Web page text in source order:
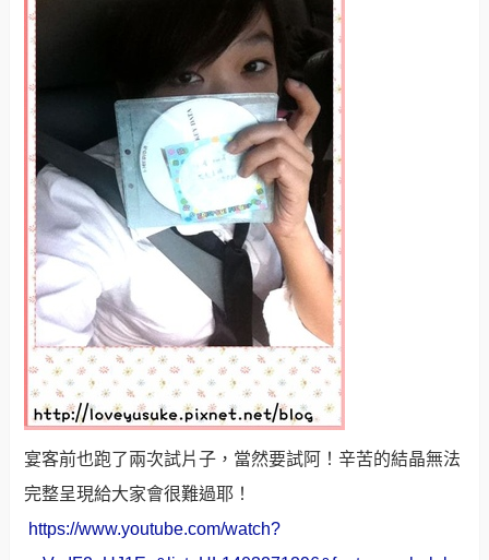
宴客前也跑了兩次試片子，當然要試阿！辛苦的結晶無法
完整呈現給大家會很難過耶！
https://www.youtube.com/watch?